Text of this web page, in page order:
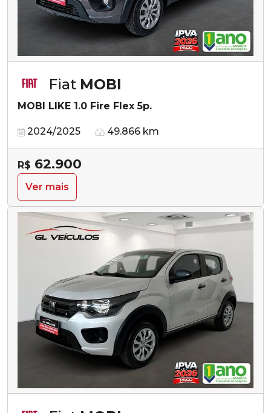
Fiat MOBI
MOBI LIKE 1.0 Fire Flex 5p.
2024/2025 49.866 km
R$ 62.900
Ver mais